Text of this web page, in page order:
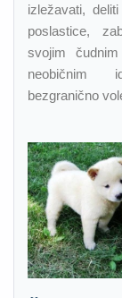
izležavati,
poslastice,
svojim
neobičnim
bezgranično